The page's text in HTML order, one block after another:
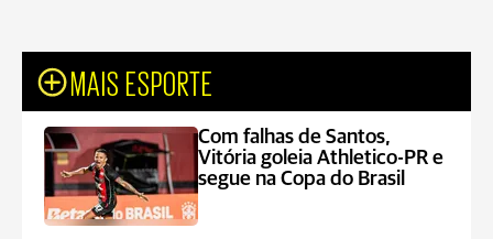
MAIS ESPORTE
Com falhas de Santos,
Vitória goleia Athletico-PR e
segue na Copa do Brasil